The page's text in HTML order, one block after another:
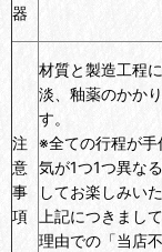
器
注
意
事
項
材質と製造工程
淡、釉薬のかか
す。
※全ての行程が手
気が1つ1つ異な
してお楽しみい
上記につきまし
理由での「当店